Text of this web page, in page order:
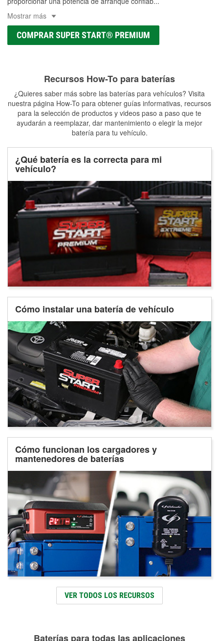
Mostrar más
COMPRAR SUPER START® PREMIUM
Recursos How-To para baterías
¿Quieres saber más sobre las baterías para vehículos? Visita
nuestra página How-To para obtener guías informativas, recursos
para la selección de productos y videos paso a paso que te
ayudarán a reemplazar, dar mantenimiento o elegir la mejor
batería para tu vehículo.
¿Qué batería es la correcta para mi
vehículo?
Cómo instalar una batería de vehículo
Cómo funcionan los cargadores y
mantenedores de baterías
VER TODOS LOS RECURSOS
Baterías para todas las aplicaciones